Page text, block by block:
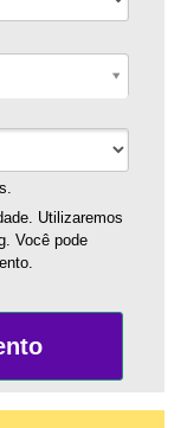
Utilizaremos
Você pode